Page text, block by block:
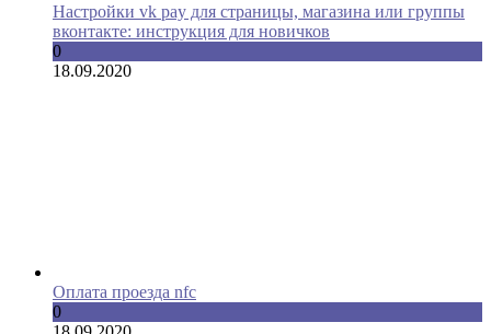
Настройки vk pay для страницы, магазина или группы
вконтакте: инструкция для новичков
0
18.09.2020
Оплата проезда nfc
0